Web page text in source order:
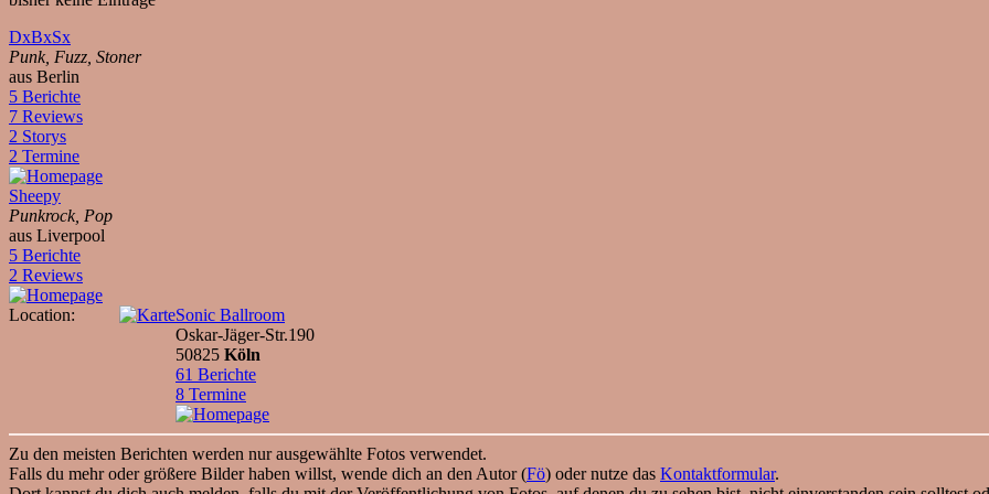
DxBxSx
Punk, Fuzz, Stoner
aus Berlin
5 Berichte
7 Reviews
2 Storys
2 Termine
Sheepy
Punkrock, Pop
aus Liverpool
5 Berichte
2 Reviews
Location:
Sonic Ballroom
Oskar-Jäger-Str.190
50825 Köln
61 Berichte
8 Termine
Zu den meisten Berichten werden nur ausgewählte Fotos verwendet.
Falls du mehr oder größere Bilder haben willst, wende dich an den Autor (Fö) oder nutze das Kontaktformular.